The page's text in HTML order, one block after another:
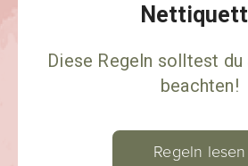
Diese Regeln solltest
beachten!
Regeln lesen